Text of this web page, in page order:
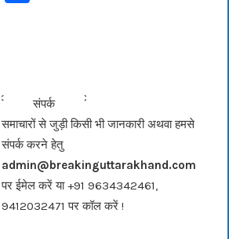
b
o
o
k
संपर्क
समाचारों से जुड़ी किसी भी जानकारी अथवा हमसे
संपर्क करने हेतु
admin@breakinguttarakhand.com
पर ईमेल करें या +91 9634342461,
9412032471 पर कॉल करें !